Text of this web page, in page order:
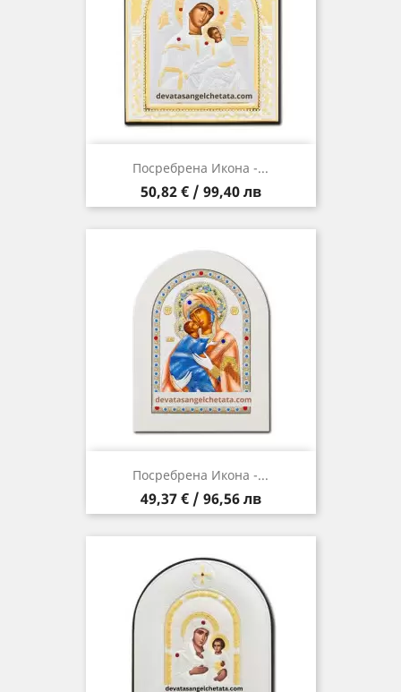
Посребрена Икона -...
Цена
50,82 € / 99,40 лв
Посребрена Икона -...
Цена
49,37 € / 96,56 лв